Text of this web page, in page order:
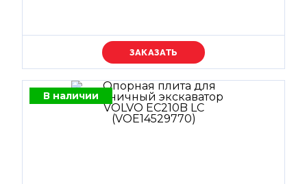
Уточняйте цену
В наличии